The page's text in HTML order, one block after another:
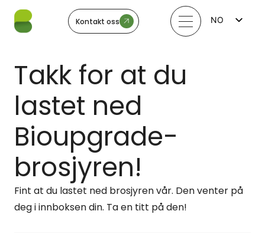
Kontakt oss
NO
Takk for at du
lastet ned
Bioupgrade-
brosjyren!
Fint at du lastet ned brosjyren vår. Den venter på
deg i innboksen din. Ta en titt på den!